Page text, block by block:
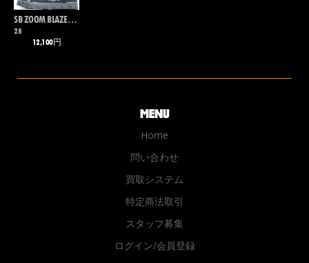
SB ZOOM BLAZER MID QS
28
12,100円
Home
問い合わせ
買取システム
特定商法取引
スタッフ募集
ログイン/会員登録